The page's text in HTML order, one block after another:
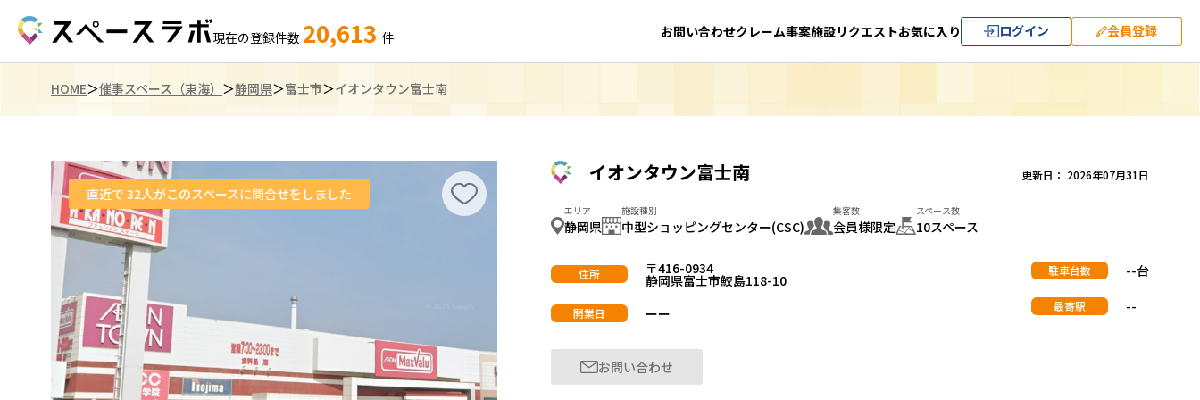
現在の登録件数 20,613 件 お問い合わせクレーム事案施設リクエストお気に入り ログイン 会員登録
HOME 催事スペース（東海） 静岡県 富士市 イオンタウン富士南
直近で 32人がこのスペースに問合せをしました
イオンタウン富士南 更新日： 2026年07月31日
エリア
静岡県
施設種別
中型ショッピングセンター(CSC)
集客数
会員様限定
スペース数
10スペース
住所 〒416-0934
静岡県富士市鮫島118-10
開業日 ーー
駐車台数 --台
最寄駅 --
お問い合わせ